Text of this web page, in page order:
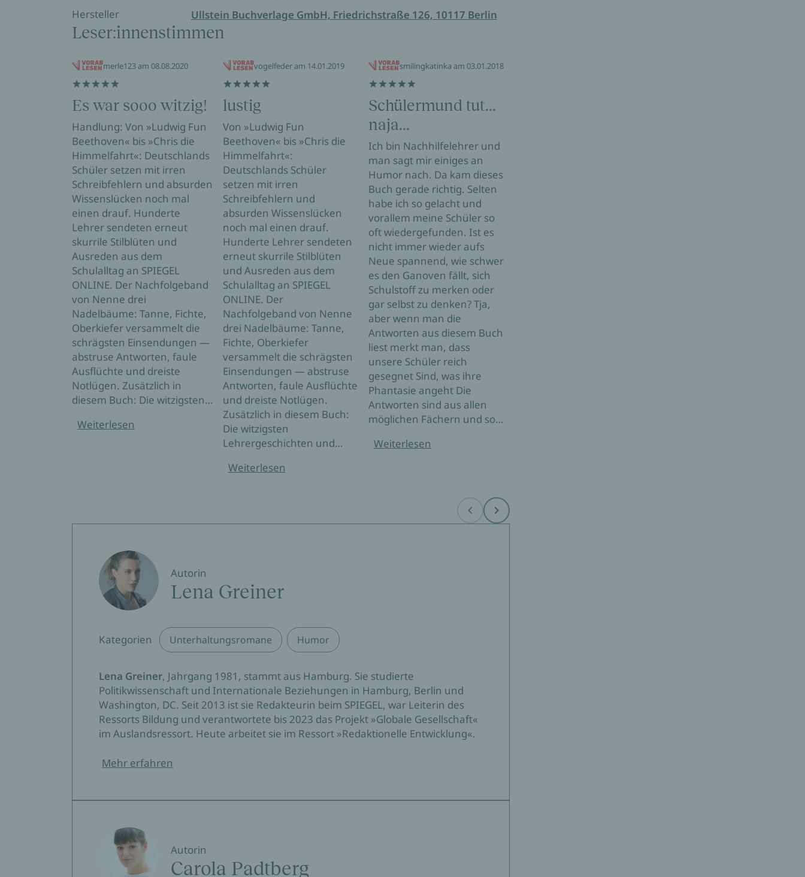
Hersteller
Ullstein Buchverlage GmbH, Friedrichstraße 126, 10117 Berlin
Leser:innenstimmen
merle123 am 08.08.2020
Es war sooo witzig!
Handlung: Von »Ludwig Fun
Beethoven« bis »Chris die
Himmelfahrt«: Deutschlands
Schüler setzen mit irren
Schreibfehlern und absurden
Wissenslücken noch mal
einen drauf. Hunderte
Lehrer sendeten erneut
skurrile Stilblüten und
Ausreden aus dem
Schulalltag an SPIEGEL
ONLINE. Der Nachfolgeband
von Nenne drei
Nadelbäume: Tanne, Fichte,
Oberkiefer versammelt die
schrägsten Einsendungen —
abstruse Antworten, faule
Ausflüchte und dreiste
Notlügen. Zusätzlich in
diesem Buch: Die witzigsten…
Weiterlesen
vogelfeder am 14.01.2019
lustig
Von »Ludwig Fun
Beethoven« bis »Chris die
Himmelfahrt«:
Deutschlands Schüler
setzen mit irren
Schreibfehlern und
absurden Wissenslücken
noch mal einen drauf.
Hunderte Lehrer sendeten
erneut skurrile Stilblüten
und Ausreden aus dem
Schulalltag an SPIEGEL
ONLINE. Der
Nachfolgeband von Nenne
drei Nadelbäume: Tanne,
Fichte, Oberkiefer
versammelt die schrägsten
Einsendungen — abstruse
Antworten, faule Ausflüchte
und dreiste Notlügen.
Zusätzlich in diesem Buch:
Die witzigsten
Lehrergeschichten und…
Weiterlesen
smilingkatinka am 03.01.2018
Schülermund tut...
naja...
Ich bin Nachhilfelehrer und
man sagt mir einiges an
Humor nach. Da kam dieses
Buch gerade richtig. Selten
habe ich so gelacht und
vorallem meine Schüler so
oft wiedergefunden. Ist es
nicht immer wieder aufs
Neue spannend, wie schwer
es den Ganoven fällt, sich
Schulstoff zu merken oder
gar selbst zu denken? Tja,
aber wenn man die
Antworten aus diesem Buch
liest merkt man, dass
unsere Schüler reich
gesegnet Sind, was ihre
Phantasie angeht Die
Antworten sind aus allen
möglichen Fächern und so…
Weiterlesen
Before Next
Autorin
Lena Greiner
Kategorien Unterhaltungsromane Humor
Lena Greiner, Jahrgang 1981, stammt aus Hamburg. Sie studierte
Politikwissenschaft und Internationale Beziehungen in Hamburg, Berlin und
Washington, DC. Seit 2013 ist sie Redakteurin beim SPIEGEL, war Leiterin des
Ressorts Bildung und verantwortete bis 2023 das Projekt »Globale Gesellschaft«
im Auslandsressort. Heute arbeitet sie im Ressort »Redaktionelle Entwicklung«.
Mehr erfahren
Autorin
Carola Padtberg